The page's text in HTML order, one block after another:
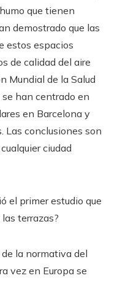
que tienen
demostrado que las
estos espacios
de calidad del aire
Mundial de la Salud
han centrado en
en Barcelona y
Las conclusiones son
ciudad
el primer estudio que
terrazas?
la normativa del
vez en Europa se